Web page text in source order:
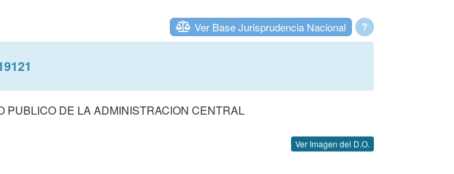
?
Ver Base Jurisprudencia Nacional
PUBLICO DE LA ADMINISTRACION CENTRAL
Ver Imagen del D.O.